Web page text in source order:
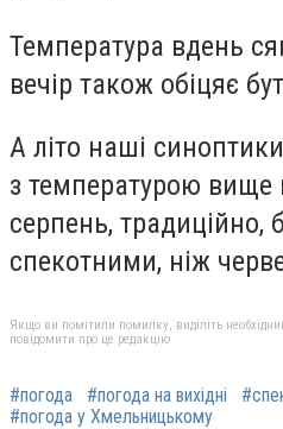
Температура вдень
вечір також обіцяє
А літо наші
з температурою
серпень, традиційно,
спекотними, ніж
Якщо ви помітили помилку, виділіть
повідомити про це редакцію
#погода #погода на вихідні
#погода у Хмельницькому